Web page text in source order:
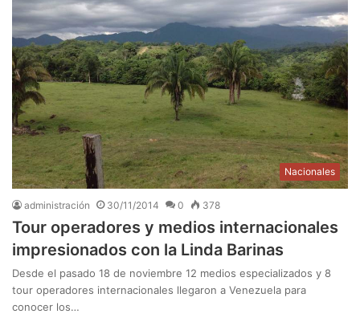
Nacionales
administración 30/11/2014 0 378
​​Tour operadores y medios internacionales
impresionados con la Linda Barinas
Desde el pasado 18 de noviembre 12 medios especializados y 8
tour operadores internacionales llegaron a Venezuela para
conocer los…